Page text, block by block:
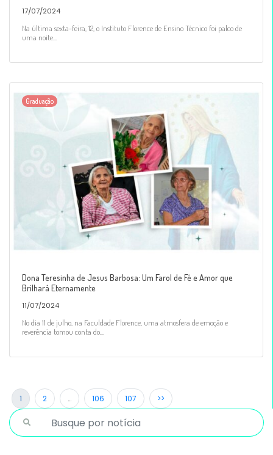
17/07/2024
Na última sexta-feira, 12, o Instituto Florence de Ensino Técnico foi palco de
uma noite...
Graduação
Dona Teresinha de Jesus Barbosa: Um Farol de Fé e Amor que
Brilhará Eternamente
11/07/2024
No dia 11 de julho, na Faculdade Florence, uma atmosfera de emoção e
reverência tomou conta do...
1 2 … 106 107 >>